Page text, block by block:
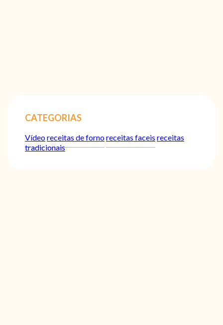
CATEGORIAS
Vídeoreceitas de fornoreceitas faceis receitas
tradicionais